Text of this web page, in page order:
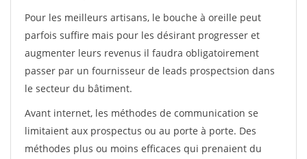
Pour les meilleurs artisans, le bouche à oreille peut
parfois suffire mais pour les désirant progresser et
augmenter leurs revenus il faudra obligatoirement
passer par un fournisseur de leads prospectsion dans
le secteur du bâtiment.
Avant internet, les méthodes de communication se
limitaient aux prospectus ou au porte à porte. Des
méthodes plus ou moins efficaces qui prenaient du